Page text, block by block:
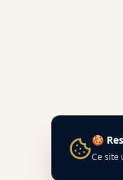
🍪
Ce site